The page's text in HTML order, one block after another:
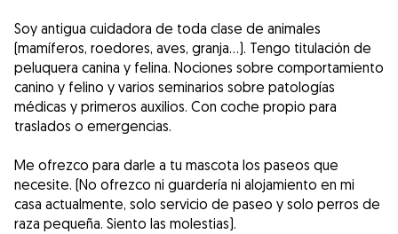
Soy antigua cuidadora de toda clase de animales
(mamíferos, roedores, aves, granja...). Tengo titulación de
peluquera canina y felina. Nociones sobre comportamiento
canino y felino y varios seminarios sobre patologías
médicas y primeros auxilios. Con coche propio para
traslados o emergencias.
Me ofrezco para darle a tu mascota los paseos que
necesite. (No ofrezco ni guardería ni alojamiento en mi
casa actualmente, solo servicio de paseo y solo perros de
raza pequeña. Siento las molestias).